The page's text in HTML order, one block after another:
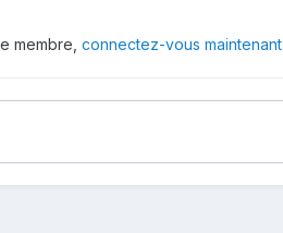
membre, connectez-vous maintenant